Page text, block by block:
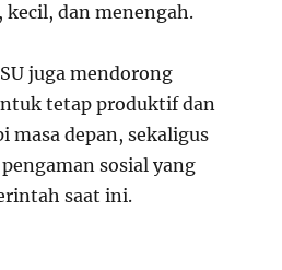
dan menengah.
juga mendorong
tetap produktif dan
masa depan, sekaligus
sosial yang
saat ini.